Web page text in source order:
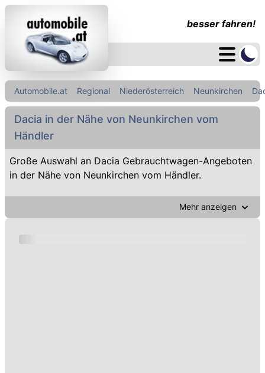
besser fahren!
Automobile.at Regional Niederösterreich Neunkirchen
Dacia in der Nähe von Neunkirchen vom
Händler
Große Auswahl an Dacia Gebrauchtwagen-Angeboten
in der Nähe von Neunkirchen vom Händler.
Mehr anzeigen